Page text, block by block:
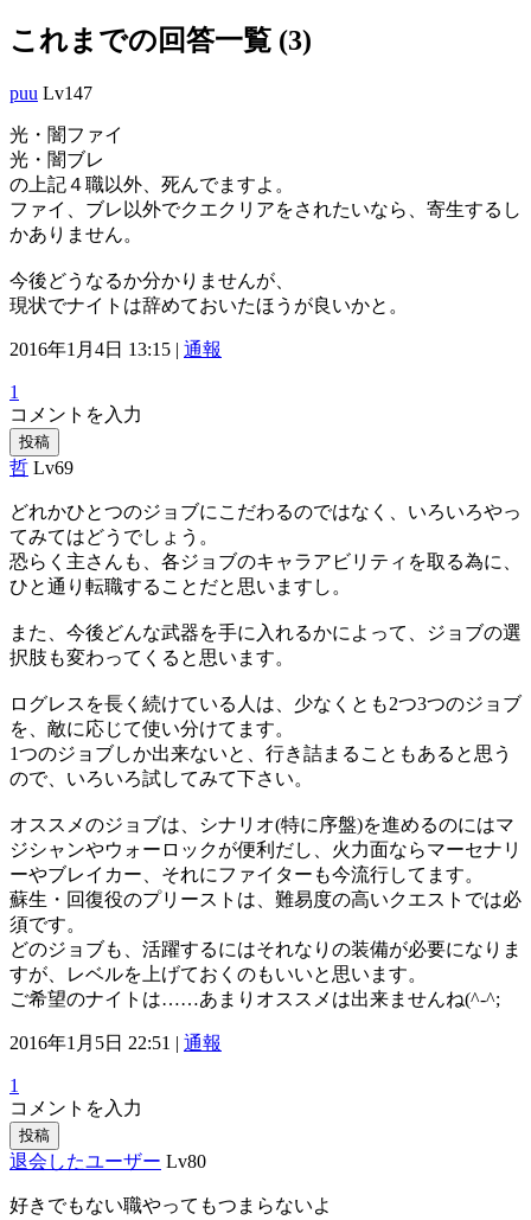
これまでの回答一覧 (3)
puu Lv147
光・闇ファイ
光・闇ブレ
の上記４職以外、死んでますよ。
ファイ、ブレ以外でクエクリアをされたいなら、寄生するし
かありません。
今後どうなるか分かりませんが、
現状でナイトは辞めておいたほうが良いかと。
2016年1月4日 13:15 | 通報
1
コメントを入力
投稿
哲 Lv69
どれかひとつのジョブにこだわるのではなく、いろいろやっ
てみてはどうでしょう。
恐らく主さんも、各ジョブのキャラアビリティを取る為に、
ひと通り転職することだと思いますし。
また、今後どんな武器を手に入れるかによって、ジョブの選
択肢も変わってくると思います。
ログレスを長く続けている人は、少なくとも2つ3つのジョブ
を、敵に応じて使い分けてます。
1つのジョブしか出来ないと、行き詰まることもあると思う
ので、いろいろ試してみて下さい。
オススメのジョブは、シナリオ(特に序盤)を進めるのにはマ
ジシャンやウォーロックが便利だし、火力面ならマーセナリ
ーやブレイカー、それにファイターも今流行してます。
蘇生・回復役のプリーストは、難易度の高いクエストでは必
須です。
どのジョブも、活躍するにはそれなりの装備が必要になりま
すが、レベルを上げておくのもいいと思います。
ご希望のナイトは……あまりオススメは出来ませんね(^-^;
2016年1月5日 22:51 | 通報
1
コメントを入力
投稿
退会したユーザー Lv80
好きでもない職やってもつまらないよ